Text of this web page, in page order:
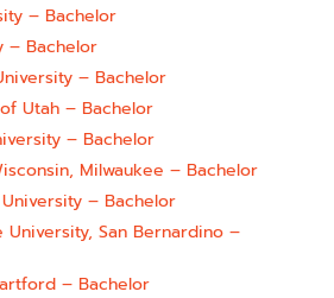
– Bachelor
– Bachelor
– Bachelor
Utah – Bachelor
– Bachelor
Milwaukee – Bachelor
– Bachelor
University, San Bernardino –
– Bachelor